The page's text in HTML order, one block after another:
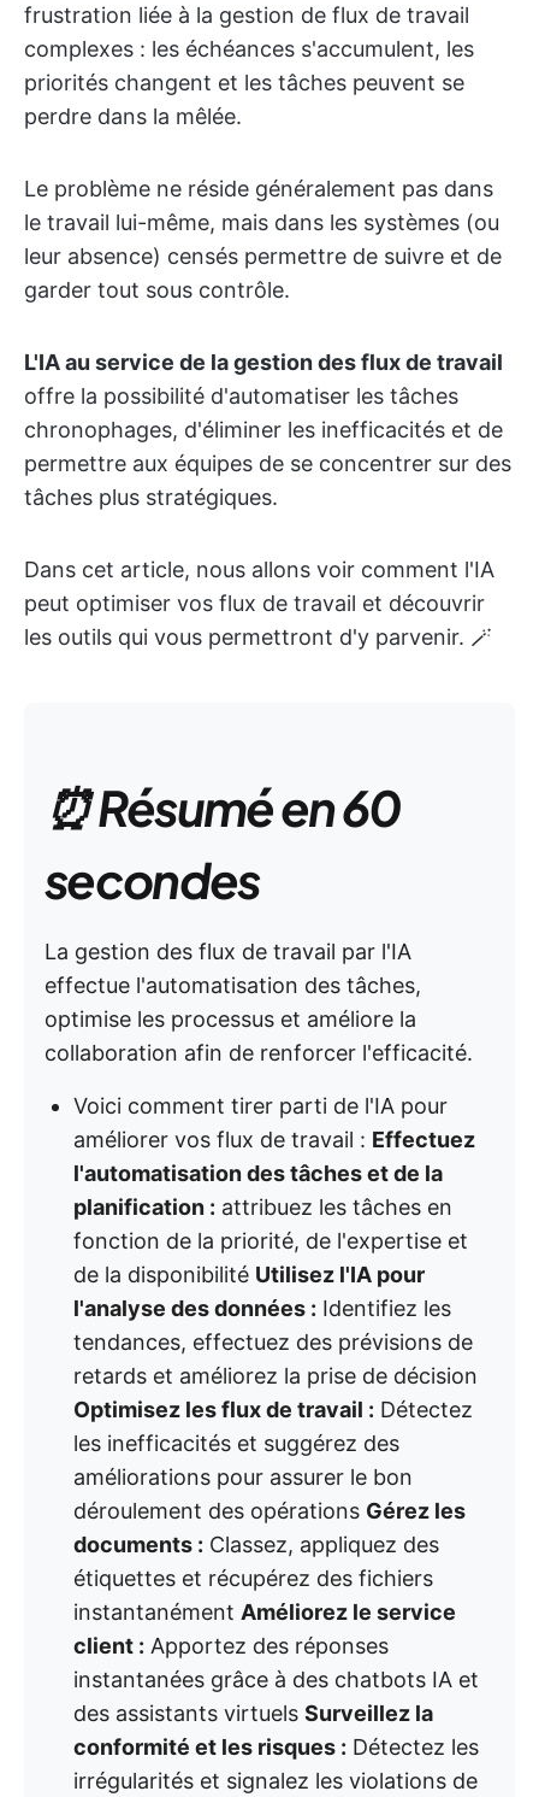
frustration liée à la gestion de flux de travail
complexes : les échéances s'accumulent, les
priorités changent et les tâches peuvent se
perdre dans la mêlée.
Le problème ne réside généralement pas dans
le travail lui-même, mais dans les systèmes (ou
leur absence) censés permettre de suivre et de
garder tout sous contrôle.
L'IA au service de la gestion des flux de travail
offre la possibilité d'automatiser les tâches
chronophages, d'éliminer les inefficacités et de
permettre aux équipes de se concentrer sur des
tâches plus stratégiques.
Dans cet article, nous allons voir comment l'IA
peut optimiser vos flux de travail et découvrir
les outils qui vous permettront d'y parvenir. 🪄
⏰ Résumé en 60
secondes
La gestion des flux de travail par l'IA
effectue l'automatisation des tâches,
optimise les processus et améliore la
collaboration afin de renforcer l'efficacité.
Voici comment tirer parti de l'IA pour
améliorer vos flux de travail : Effectuez
l'automatisation des tâches et de la
planification : attribuez les tâches en
fonction de la priorité, de l'expertise et
de la disponibilité Utilisez l'IA pour
l'analyse des données : Identifiez les
tendances, effectuez des prévisions de
retards et améliorez la prise de décision
Optimisez les flux de travail : Détectez
les inefficacités et suggérez des
améliorations pour assurer le bon
déroulement des opérations Gérez les
documents : Classez, appliquez des
étiquettes et récupérez des fichiers
instantanément Améliorez le service
client : Apportez des réponses
instantanées grâce à des chatbots IA et
des assistants virtuels Surveillez la
conformité et les risques : Détectez les
irrégularités et signalez les violations de